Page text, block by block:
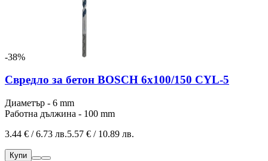
-38%
Свредло за бетон BOSCH 6x100/150 CYL-5
Диаметър - 6 mm
Работна дължина - 100 mm
3.44 € / 6.73 лв.5.57 € / 10.89 лв.
Купи